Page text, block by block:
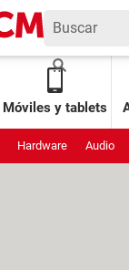
Móviles y tablets
Hardware Audio